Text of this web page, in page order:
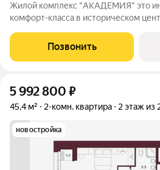
Жилой комплекс "АКАДЕМИЯ" это интеллигентный квартал
комфорт-класса в историческом
оправе высоких стандартов
жилого комплекса: 1. Спасский
Позвонить
5 992 800 ₽
45,4 м² 2-комн. квартира 2 этаж из
новостройка